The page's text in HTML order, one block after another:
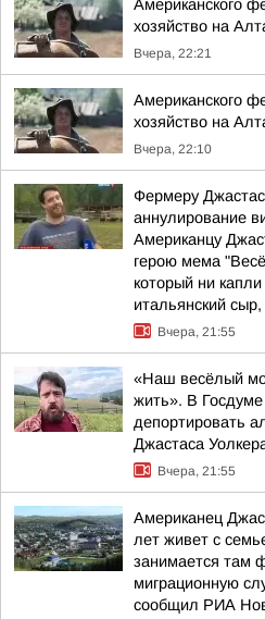
Американского
хозяйство на
Вчера, 22:21
Американского
хозяйство на
Вчера, 22:10
Фермеру
аннулирование
Американцу
герою мема
который ни
итальянский сыр,
Вчера, 21:55
«Наш весёлый
жить». В
депортировать
Джастаса
Вчера, 21:55
Американец
лет живет с
занимается там
миграционную
сообщил РИА